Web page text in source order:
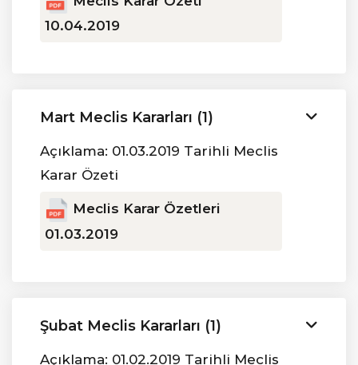
10.04.2019
Mart Meclis Kararları (1)
Açıklama: 01.03.2019 Tarihli Meclis
Karar Özeti
Meclis Karar Özetleri
01.03.2019
Şubat Meclis Kararları (1)
Açıklama: 01.02.2019 Tarihli Meclis